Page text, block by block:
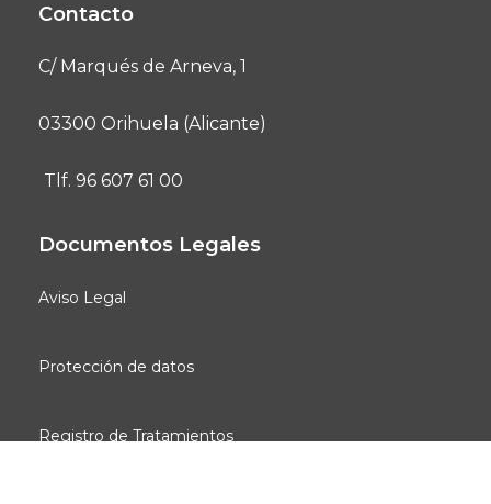
Contacto
C/ Marqués de Arneva, 1
03300 Orihuela (Alicante)
Tlf. 96 607 61 00
Documentos Legales
Aviso Legal
Protección de datos
Registro de Tratamientos